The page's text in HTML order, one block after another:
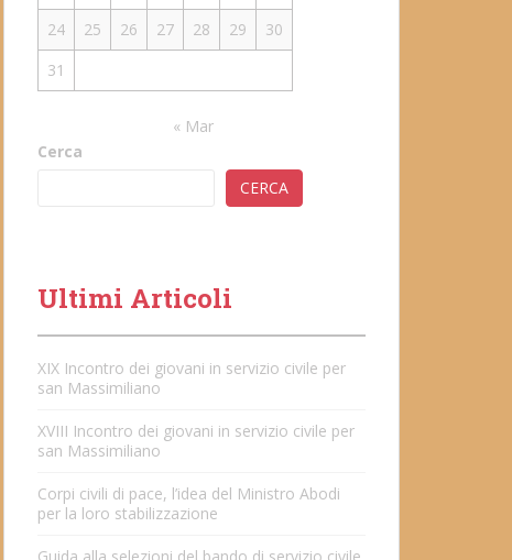
24
25 26 27 28 29
30
31
« Mar
Cerca
CERCA
Ultimi Articoli
XIX Incontro dei giovani in servizio civile per
san Massimiliano
XVIII Incontro dei giovani in servizio civile per
san Massimiliano
Corpi civili di pace, l’idea del Ministro Abodi
per la loro stabilizzazione